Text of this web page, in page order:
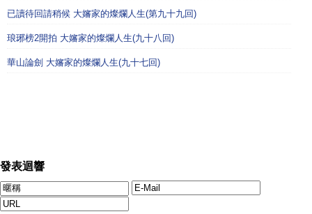
已讀待回請稍候 大嬸家的燦爛人生(第九十九回)
琅琊榜2開拍 大嬸家的燦爛人生(九十八回)
華山論劍 大嬸家的燦爛人生(九十七回)
發表迴響